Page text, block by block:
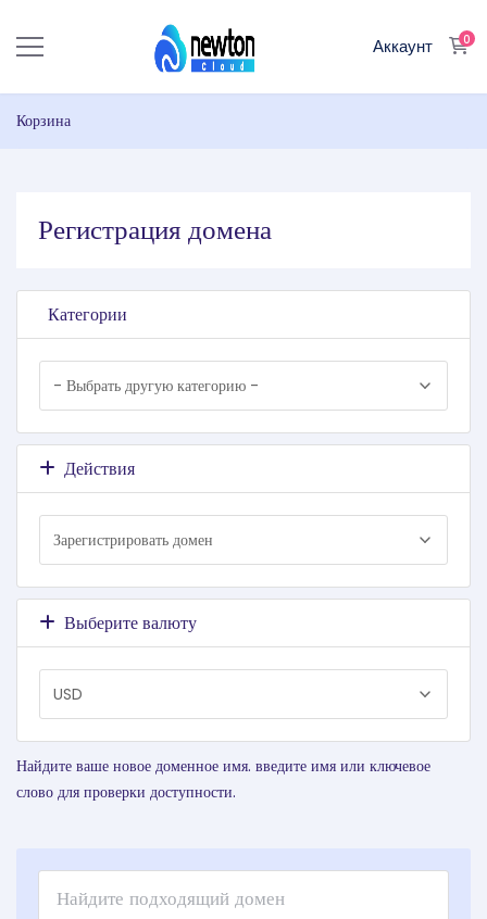
Аккаунт 0
Корзина
Регистрация домена
Категории
Действия
Выберите валюту
Найдите ваше новое доменное имя. введите имя или ключевое
слово для проверки доступности.